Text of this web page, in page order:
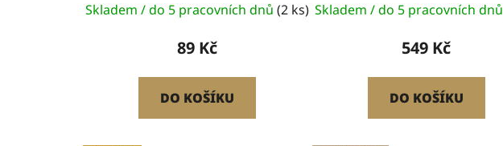
Skladem / do 5 pracovních dnů(2 ks)
89 Kč
DO KOŠÍKU
Skladem / do 5 pracovních dnů
549 Kč
DO KOŠÍKU